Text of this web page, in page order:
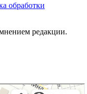
обработки
редакции.